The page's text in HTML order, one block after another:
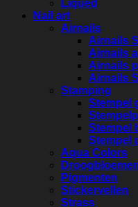
Liqued
Nail art
Airnails
Airnails
Airnails
Airnails
Airnails
Stamping
Stempel
Stempel
Stempel
Aqua Colors
Pigmenten
Stickervellen
Strass